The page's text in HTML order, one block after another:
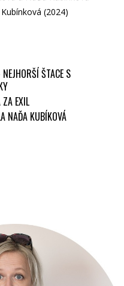
(2024)
ŠTACE S
ZA EXIL
NAĎA KUBÍKOVÁ